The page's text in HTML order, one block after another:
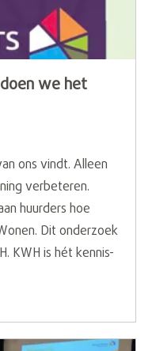
we het
ons vindt. Alleen
verbeteren.
huurders hoe
Dit onderzoek
KWH is hét kennis-